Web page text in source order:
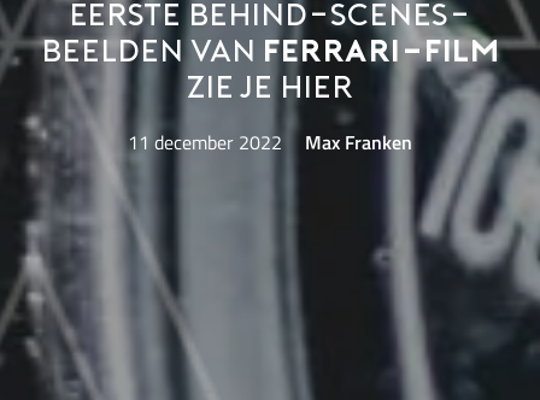
Eerste behind-scenes-
beelden van Ferrari-film
zie je hier
11 december 2022 Max Franken